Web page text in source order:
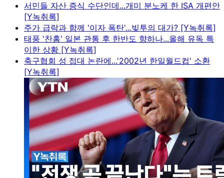
서민들 자산 증식 수단인데...개미 분노케 한 ISA 개편안
[Y녹취록]
주가 급락과 함께 '이자 폭탄'...빚투의 대가? [Y녹취록]
태풍 '찬홈' 일본 관통 후 한반도 향하나...올해 유독 특
이한 상황 [Y녹취록]
축구협회 성 접대 논란에...'2002년 한일월드컵' 소환
[Y녹취록]